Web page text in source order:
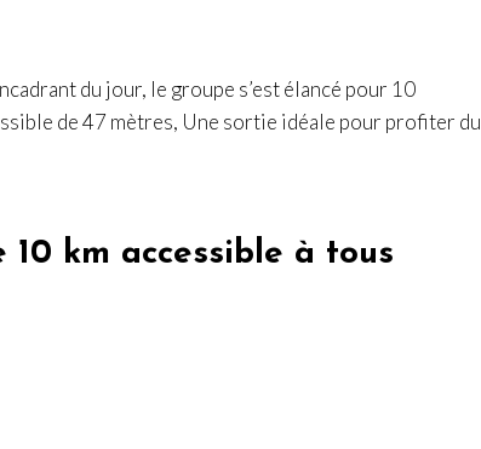
du jour, le groupe s’est élancé pour 10
de 47 mètres, Une sortie idéale pour profiter du
km accessible à tous